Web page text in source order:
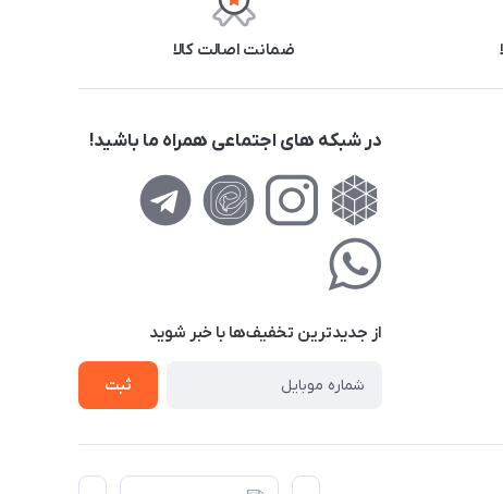
ضمانت اصالت کالا
در شبکه های اجتماعی همراه ما باشید!
از جدید‌ترین تخفیف‌ها با‌ خبر شوید
ثبت